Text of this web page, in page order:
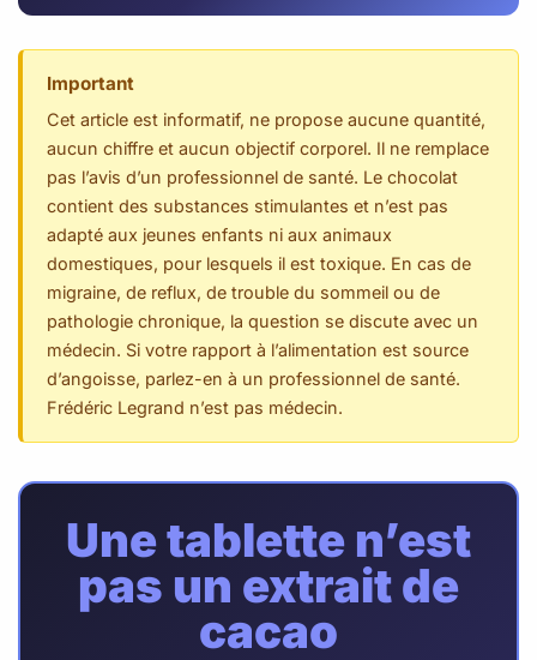
Important
Cet article est informatif, ne propose aucune quantité,
aucun chiffre et aucun objectif corporel. Il ne remplace
pas l’avis d’un professionnel de santé. Le chocolat
contient des substances stimulantes et n’est pas
adapté aux jeunes enfants ni aux animaux
domestiques, pour lesquels il est toxique. En cas de
migraine, de reflux, de trouble du sommeil ou de
pathologie chronique, la question se discute avec un
médecin. Si votre rapport à l’alimentation est source
d’angoisse, parlez-en à un professionnel de santé.
Frédéric Legrand n’est pas médecin.
Une tablette n’est
pas un extrait de
cacao